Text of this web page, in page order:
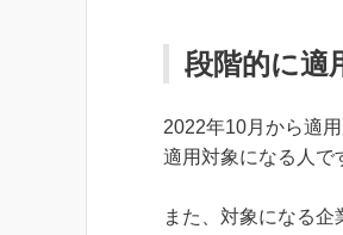
段階的に適
2022年10月から適
適用対象になる人で
また、対象になる企